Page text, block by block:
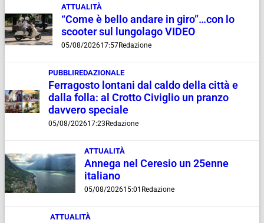
ATTUALITÀ
“Come è bello andare in giro”…con lo
scooter sul lungolago VIDEO
05/08/202617:57Redazione
PUBBLIREDAZIONALE
Ferragosto lontani dal caldo della città e
dalla folla: al Crotto Civiglio un pranzo
davvero speciale
05/08/202617:23 Redazione
ATTUALITÀ
Annega nel Ceresio un 25enne
italiano
05/08/202615:01 Redazione
ATTUALITÀ